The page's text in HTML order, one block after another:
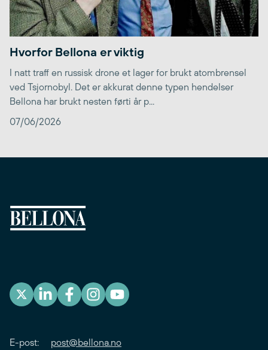
Hvorfor Bellona er viktig
I natt traff en russisk drone et lager for brukt atombrensel
ved Tsjornobyl. Det er akkurat denne typen hendelser
Bellona har brukt nesten førti år p...
07/06/2026
E-post: post@bellona.no